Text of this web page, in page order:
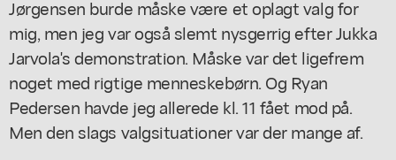
Jørgensen burde måske være et oplagt valg for
mig, men jeg var også slemt nysgerrig efter Jukka
Jarvola's demonstration. Måske var det ligefrem
noget med rigtige menneskebørn. Og Ryan
Pedersen havde jeg allerede kl. 11 fået mod på.
Men den slags valgsituationer var der mange af.